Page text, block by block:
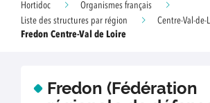
Hortidoc
Organismes français
Liste des structures par région
Centre-Val-de-
Fredon Centre-Val de Loire
Fredon (Fédération